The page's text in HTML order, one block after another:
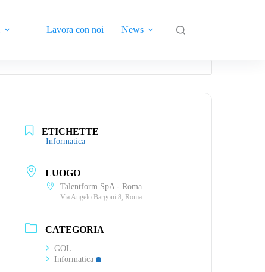
Lavora con noi News
ETICHETTE
Informatica
LUOGO
Talentform SpA - Roma
Via Angelo Bargoni 8, Roma
CATEGORIA
GOL
Informatica